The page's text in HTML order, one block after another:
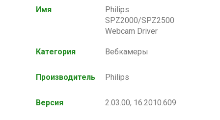
Имя
Philips
SPZ2000/SPZ2500
Webcam Driver
Категория Вебкамеры
Производитель Philips
Версия 2.03.00, 16.2010.609